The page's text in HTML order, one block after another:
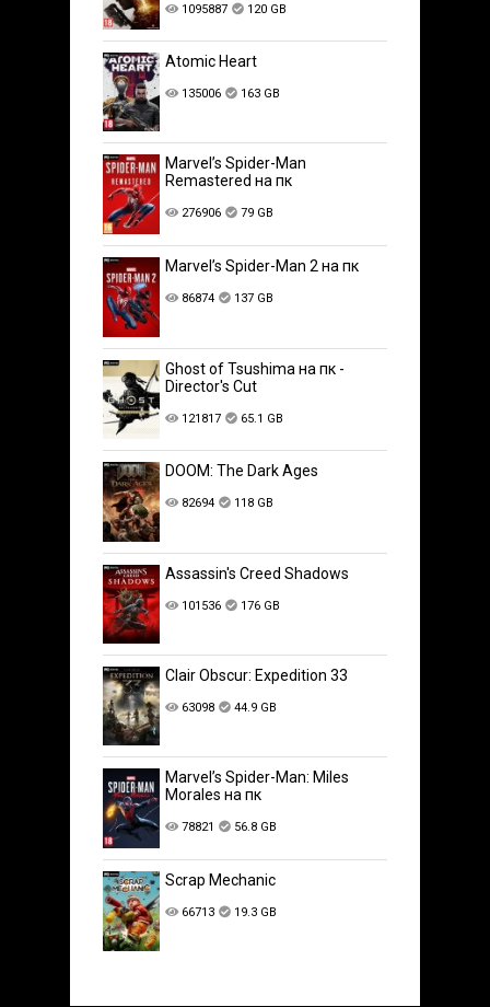
1095887 120 GB
Atomic Heart
135006 163 GB
Marvel’s Spider-Man
Remastered на пк
276906 79 GB
Marvel’s Spider-Man 2 на пк
86874 137 GB
Ghost of Tsushima на пк -
Director's Cut
121817 65.1 GB
DOOM: The Dark Ages
82694 118 GB
Assassin's Creed Shadows
101536 176 GB
Clair Obscur: Expedition 33
63098 44.9 GB
Marvel’s Spider-Man: Miles
Morales на пк
78821 56.8 GB
Scrap Mechanic
66713 19.3 GB